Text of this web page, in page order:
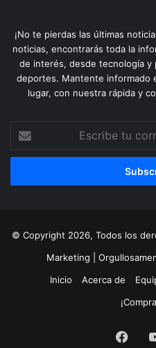
¡No te pierdas las últimas
noticias, encontrarás toda la
de interés, desde tecnología
deportes. Mantente informado
lugar, con nuestra rápida y
correo
© Copyright 2026, Todos los
Marketing |
Inicio
Acerca de